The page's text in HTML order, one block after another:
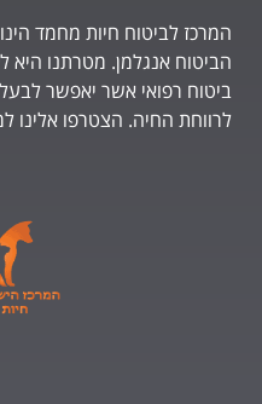
המרכז לביטוח חיות מחמד
הביטוח אנגלמן. מטרתנו
ביטוח רפואי אשר יאפשר
לרווחת החיה. הצטרפו אלינו